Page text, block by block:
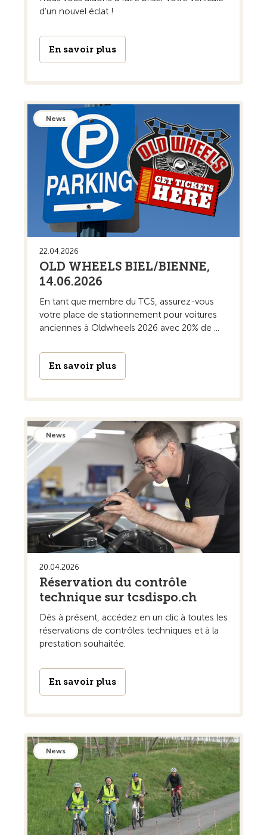
d’un nouvel éclat !
En savoir plus
News
22.04.2026
OLD WHEELS BIEL/BIENNE,
14.06.2026
En tant que membre du TCS, assurez-vous
votre place de stationnement pour voitures
anciennes à Oldwheels 2026 avec 20% de ...
En savoir plus
News
20.04.2026
Réservation du contrôle
technique sur tcsdispo.ch
Dès à présent, accédez en un clic à toutes les
réservations de contrôles techniques et à la
prestation souhaitée.
En savoir plus
News